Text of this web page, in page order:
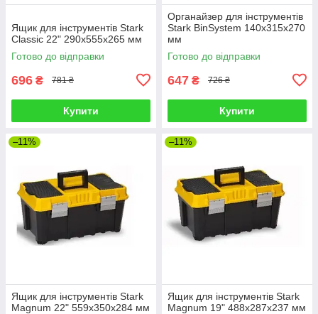
Ящик для інструментів Stark
Classic 22" 290x555x265 мм
Готово до відправки
696 ₴ 781 ₴
Купити
Органайзер для інструментів
Stark BinSystem 140x315x270
мм
Готово до відправки
647 ₴ 726 ₴
Купити
–11%
Ящик для інструментів Stark
Magnum 22" 559x350x284 мм
–11%
Ящик для інструментів Stark
Magnum 19" 488x287x237 мм